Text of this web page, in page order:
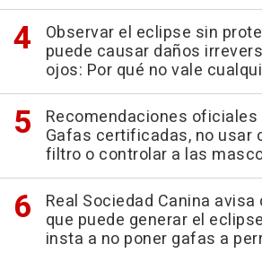
Observar el eclipse sin
puede causar daños
ojos: Por qué no vale
Recomendaciones
Gafas certificadas, no usar
filtro o controlar a las
Real Sociedad Canina
que puede generar el
insta a no poner gafas a